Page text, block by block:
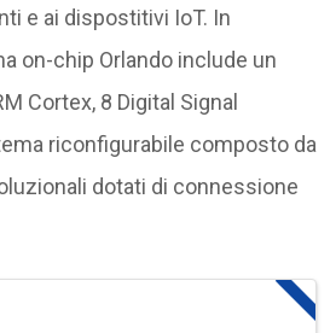
e ai dispostitivi IoT. In
on-chip Orlando include un
Cortex, 8 Digital Signal
riconfigurabile composto da
dotati di connessione